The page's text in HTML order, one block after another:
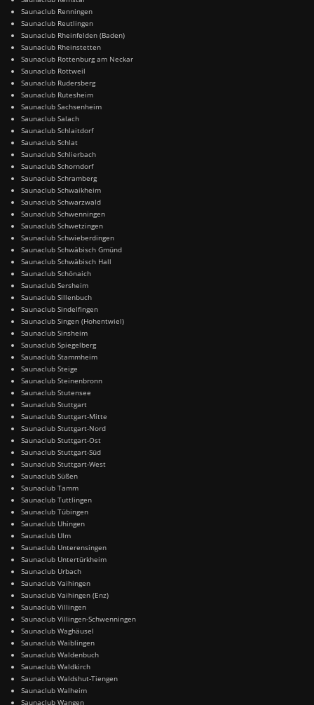
Saunaclub Renningen
Saunaclub Reutlingen
Saunaclub Rheinfelden (Baden)
Saunaclub Rheinstetten
Saunaclub Rottenburg am Neckar
Saunaclub Rottweil
Saunaclub Rudersberg
Saunaclub Rutesheim
Saunaclub Sachsenheim
Saunaclub Salach
Saunaclub Schlaitdorf
Saunaclub Schlat
Saunaclub Schlierbach
Saunaclub Schorndorf
Saunaclub Schramberg
Saunaclub Schwaikheim
Saunaclub Schwarzwald
Saunaclub Schwenningen
Saunaclub Schwetzingen
Saunaclub Schwieberdingen
Saunaclub Schwäbisch Gmünd
Saunaclub Schwäbisch Hall
Saunaclub Schönaich
Saunaclub Sersheim
Saunaclub Sillenbuch
Saunaclub Sindelfingen
Saunaclub Singen (Hohentwiel)
Saunaclub Sinsheim
Saunaclub Spiegelberg
Saunaclub Stammheim
Saunaclub Steige
Saunaclub Steinenbronn
Saunaclub Stutensee
Saunaclub Stuttgart
Saunaclub Stuttgart-Mitte
Saunaclub Stuttgart-Nord
Saunaclub Stuttgart-Ost
Saunaclub Stuttgart-Süd
Saunaclub Stuttgart-West
Saunaclub Süßen
Saunaclub Tamm
Saunaclub Tuttlingen
Saunaclub Tübingen
Saunaclub Uhingen
Saunaclub Ulm
Saunaclub Unterensingen
Saunaclub Untertürkheim
Saunaclub Urbach
Saunaclub Vaihingen
Saunaclub Vaihingen (Enz)
Saunaclub Villingen
Saunaclub Villingen-Schwenningen
Saunaclub Waghäusel
Saunaclub Waiblingen
Saunaclub Waldenbuch
Saunaclub Waldkirch
Saunaclub Waldshut-Tiengen
Saunaclub Walheim
Saunaclub Wangen